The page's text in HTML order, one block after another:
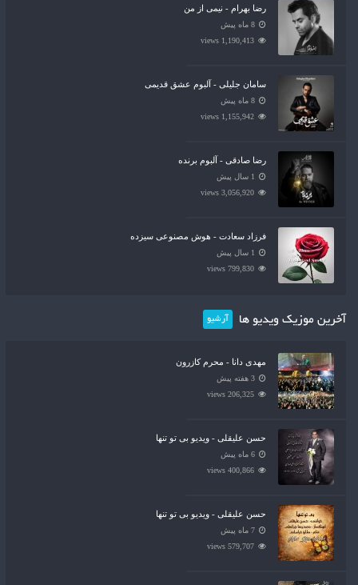
رضا بهرام - نیمی از من
8 ماه پیش
1,190,413 views
سامان جلیلی - آلبوم عشق قدیمی
8 ماه پیش
1,155,942 views
رضا صادقی - آلبوم برنده
1 سال پیش
3,056,920 views
فرزاد سعادت - هوش مصنوعی سیزده
1 سال پیش
799,830 views
آخرین موزیک ویدیو ها آرشیو
مهدی دانا - محرم کازرون
3 هفته پیش
206,325 views
حسن علیقلی - ویدیو بی تو تنها
6 ماه پیش
400,866 views
حسن علیقلی - ویدیو بی تو تنها
7 ماه پیش
579,707 views